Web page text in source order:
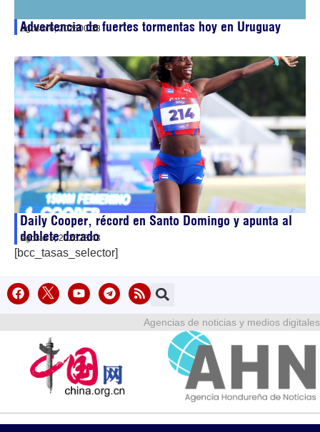
Advertencia de fuertes tormentas hoy en Uruguay
agosto 6, 202600:38
Daily Cooper, récord en Santo Domingo y apunta al
doblete dorado
agosto 5, 202623:43
[bcc_tasas_selector]
Agencias de noticias y medios digitales